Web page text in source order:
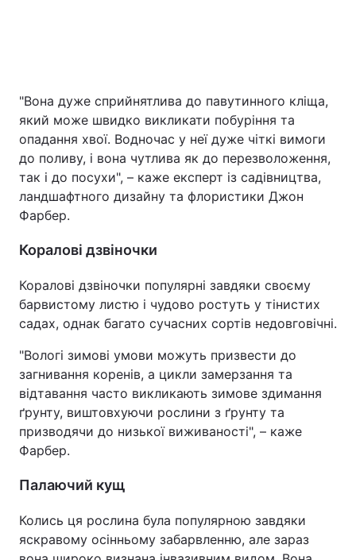
"Вона дуже сприйнятлива до павутинного кліща,
який може швидко викликати побуріння та
опадання хвої. Водночас у неї дуже чіткі вимоги
до поливу, і вона чутлива як до перезволоження,
так і до посухи", – каже експерт із садівництва,
ландшафтного дизайну та флористики Джон
Фарбер.
Коралові дзвіночки
Коралові дзвіночки популярні завдяки своєму
барвистому листю і чудово ростуть у тінистих
садах, однак багато сучасних сортів недовговічні.
"Вологі зимові умови можуть призвести до
загнивання коренів, а цикли замерзання та
відтавання часто викликають зимове здимання
ґрунту, виштовхуючи рослини з ґрунту та
призводячи до низької виживаності", – каже
Фарбер.
Палаючий кущ
Колись ця рослина була популярною завдяки
яскравому осінньому забарвленню, але зараз